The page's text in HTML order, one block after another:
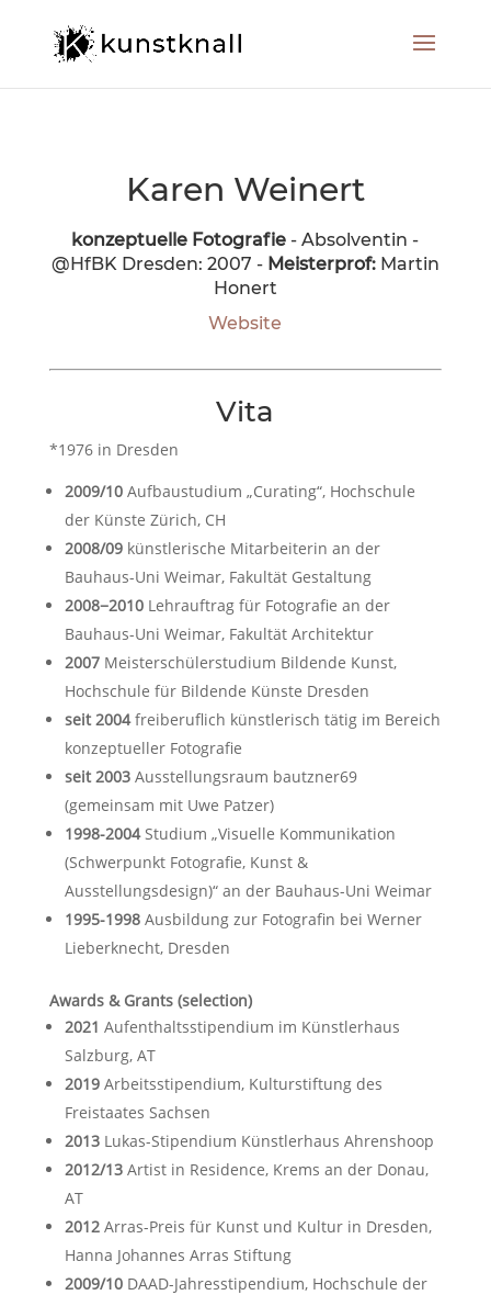
Karen Weinert
konzeptuelle Fotografie - Absolventin -
@HfBK Dresden: 2007 - Meisterprof:Martin
Honert
Website
Vita
*1976 in Dresden
2009/10Aufbaustudium „Curating“, Hochschule
der Künste Zürich, CH
2008/09künstlerische Mitarbeiterin an der
Bauhaus-Uni Weimar, Fakultät Gestaltung
2008−2010Lehrauftrag für Fotografie an der
Bauhaus-Uni Weimar, Fakultät Architektur
2007Meisterschülerstudium Bildende Kunst,
Hochschule für Bildende Künste Dresden
seit 2004freiberuflich künstlerisch tätig im Bereich
konzeptueller Fotografie
seit 2003Ausstellungsraum bautzner69
(gemeinsam mit Uwe Patzer)
1998-2004Studium „Visuelle Kommunikation
(Schwerpunkt Fotografie, Kunst &
Ausstellungsdesign)“ an der Bauhaus-Uni Weimar
1995-1998Ausbildung zur Fotografin bei Werner
Lieberknecht, Dresden
Awards & Grants (selection)
2021 Aufenthaltsstipendium im Künstlerhaus
Salzburg, AT
2019Arbeitsstipendium, Kulturstiftung des
Freistaates Sachsen
2013Lukas-Stipendium Künstlerhaus Ahrenshoop
2012/13Artist in Residence, Krems an der Donau,
AT
2012Arras-Preis für Kunst und Kultur in Dresden,
Hanna Johannes Arras Stiftung
2009/10DAAD-Jahresstipendium, Hochschule der